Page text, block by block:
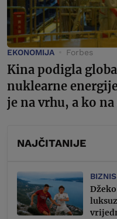
EKONOMIJA Forbes
Kina podigla
nuklearne
je na vrhu, a ko
NAJČITANIJE
BIZNIS